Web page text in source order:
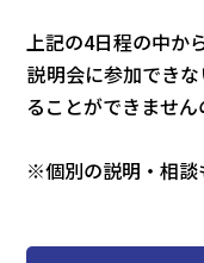
上記の4日程の中か
説明会に参加でき
ることができません
※個別の説明・相談